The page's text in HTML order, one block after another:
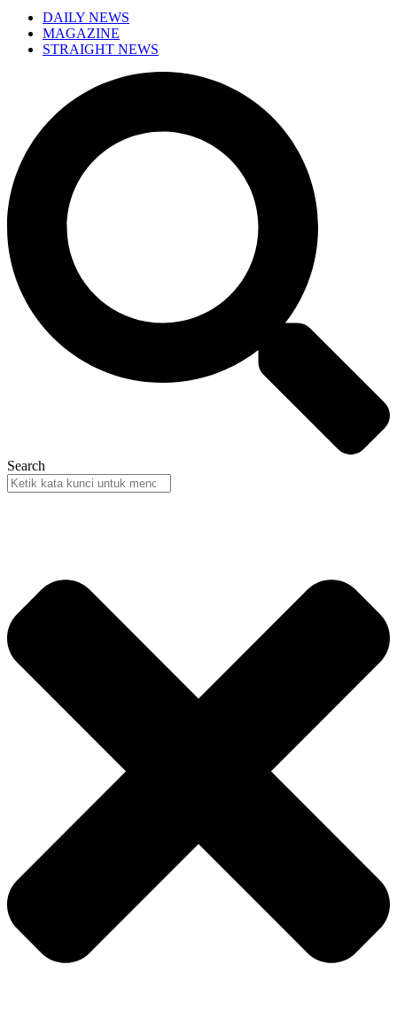
DAILY NEWS
MAGAZINE
STRAIGHT NEWS
Search